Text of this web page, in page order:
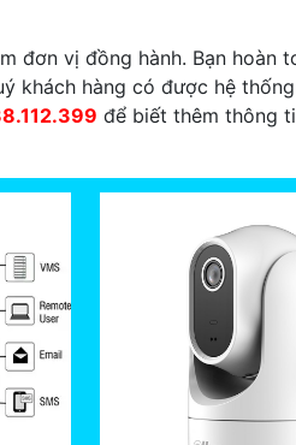
đơn vị đồng hành. Bạn hoàn
khách hàng có được hệ
để biết thêm thông